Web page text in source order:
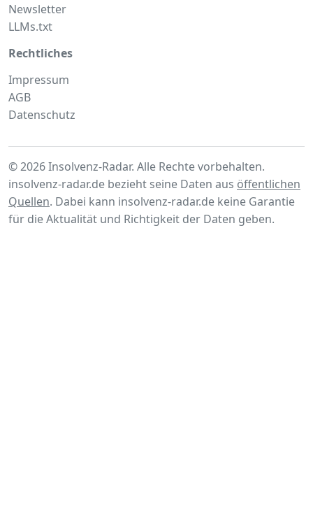
Newsletter
LLMs.txt
Rechtliches
Impressum
AGB
Datenschutz
© 2026 Insolvenz-Radar. Alle Rechte vorbehalten.
insolvenz-radar.de bezieht seine Daten aus öffentlichen
Quellen. Dabei kann insolvenz-radar.de keine Garantie
für die Aktualität und Richtigkeit der Daten geben.